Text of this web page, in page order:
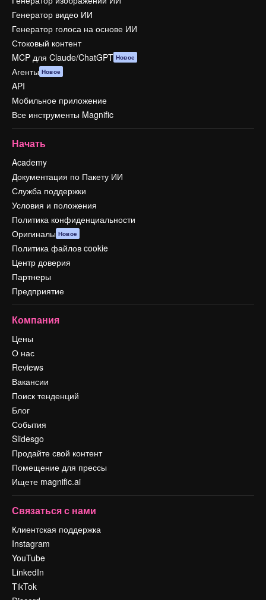
Генератор видео ИИ
Генератор голоса на основе ИИ
Стоковый контент
MCP для Claude/ChatGPT Новое
Агенты Новое
API
Мобильное приложение
Все инструменты Magnific
Начать
Academy
Документация по Пакету ИИ
Служба поддержки
Условия и положения
Политика конфиденциальности
Оригиналы Новое
Политика файлов cookie
Центр доверия
Партнеры
Предприятие
Компания
Цены
О нас
Reviews
Вакансии
Поиск тенденций
Блог
События
Slidesgo
Продайте свой контент
Помещение для прессы
Ищете magnific.ai
Связаться с нами
Клиентская поддержка
Instagram
YouTube
LinkedIn
TikTok